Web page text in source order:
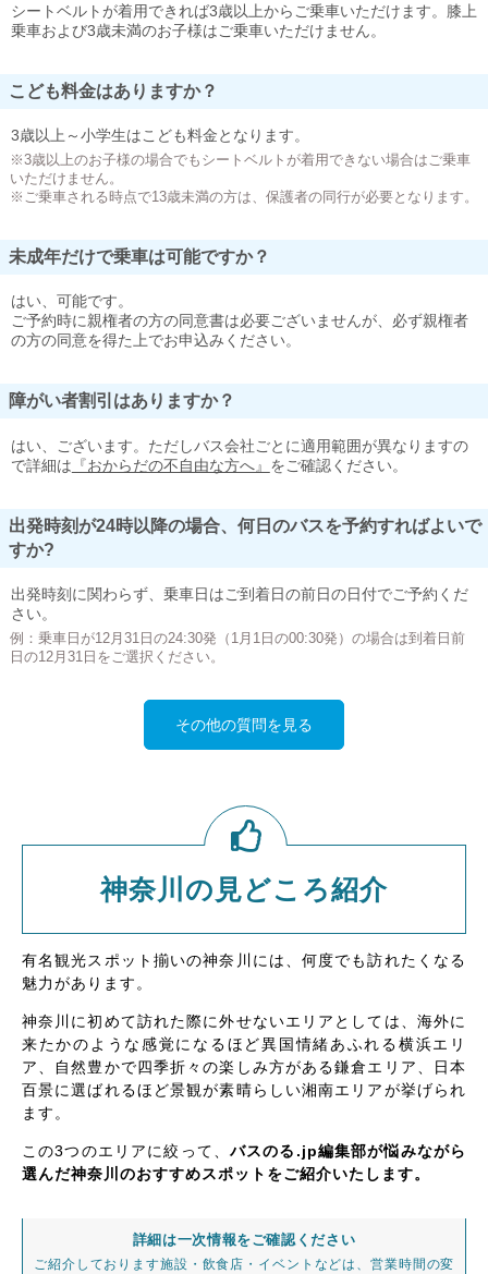
シートベルトが着用できれば3歳以上からご乗車いただけます。膝上
乗車および3歳未満のお子様はご乗車いただけません。
こども料金はありますか？
3歳以上～小学生はこども料金となります。
※3歳以上のお子様の場合でもシートベルトが着用できない場合はご乗車
いただけません。
※ご乗車される時点で13歳未満の方は、保護者の同行が必要となります。
未成年だけで乗車は可能ですか？
はい、可能です。
ご予約時に親権者の方の同意書は必要ございませんが、必ず親権者
の方の同意を得た上でお申込みください。
障がい者割引はありますか？
はい、ございます。ただしバス会社ごとに適用範囲が異なりますの
で詳細は 『おからだの不自由な方へ』 をご確認ください。
出発時刻が24時以降の場合、何日のバスを予約すればよいで
すか?
出発時刻に関わらず、乗車日はご到着日の前日の日付でご予約くだ
さい。
例：乗車日が12月31日の24:30発（1月1日の00:30発）の場合は到着日前
日の12月31日をご選択ください。
その他の質問を見る
神奈川の見どころ紹介
有名観光スポット揃いの神奈川には、何度でも訪れたくなる
魅力があります。
神奈川に初めて訪れた際に外せないエリアとしては、海外に
来たかのような感覚になるほど異国情緒あふれる横浜エリ
ア、自然豊かで四季折々の楽しみ方がある鎌倉エリア、日本
百景に選ばれるほど景観が素晴らしい湘南エリアが挙げられ
ます。
この3つのエリアに絞って、 バスのる.jp編集部が悩みながら
選んだ神奈川のおすすめスポットをご紹介いたします。
詳細は一次情報をご確認ください
ご紹介しております施設・飲食店・イベントなどは、営業時間の変